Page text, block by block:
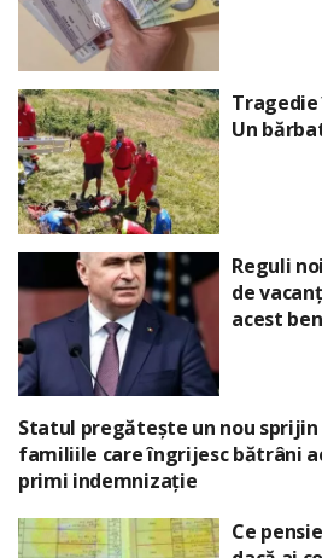
Un
Reguli
de
acest
Statul pregătește un nou
familiile care îngrijesc bătrâni
primi indemnizație
Ce